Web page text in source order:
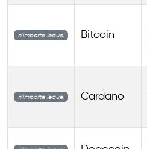
n’importe lequel Bitcoin
n’importe lequel Cardano